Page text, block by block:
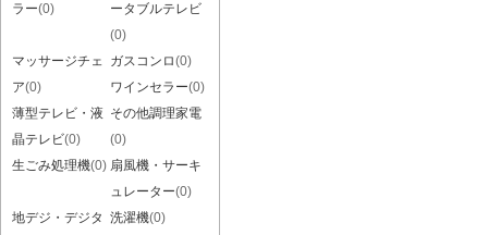
ラー(0)
ータブルテレビ
(0)
マッサージチェ
ア(0)
ガスコンロ(0)
ワインセラー(0)
薄型テレビ・液
晶テレビ(0)
その他調理家電
(0)
生ごみ処理機(0) 扇風機・サーキ
ュレーター(0)
地デジ・デジタ 洗濯機(0)